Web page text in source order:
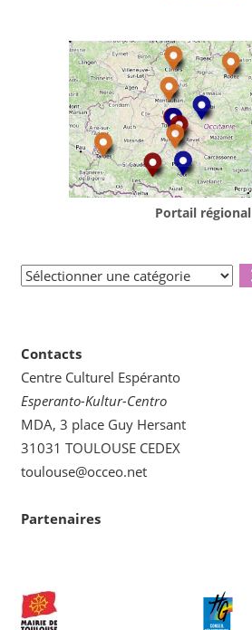
Portail régional
Sélectionner
Contacts
Centre Culturel Espéranto
Esperanto-Kultur-Centro
MDA, 3 place Guy Hersant
31031 TOULOUSE CEDEX
toulouse@occeo.net
Partenaires